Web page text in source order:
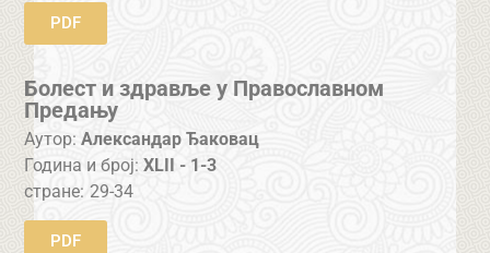
PDF
Болест и здравље у Православном
Предању
Аутор: Александар Ђаковац
Година и број:XLII - 1-3
стране: 29-34
PDF